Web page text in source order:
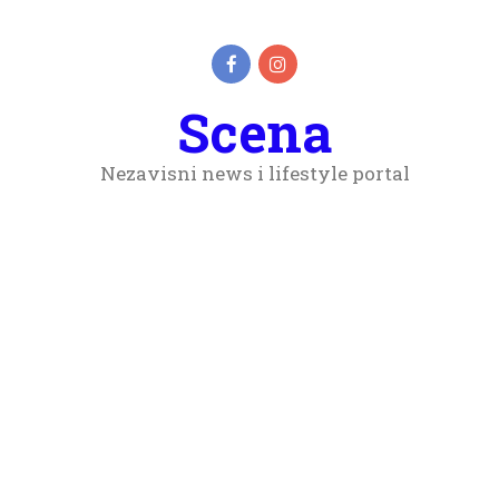
Scena
Nezavisni news i lifestyle portal